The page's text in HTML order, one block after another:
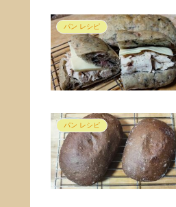
パン レシピ
パン レシピ